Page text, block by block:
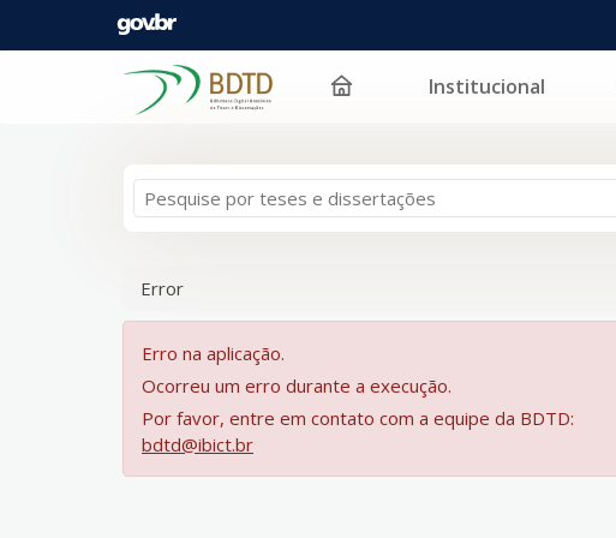
Pular para o conteúdo Institucional
Error
Erro na aplicação.
Ocorreu um erro durante a execução.
Por favor, entre em contato com a equipe da BDTD:
bdtd@ibict.br